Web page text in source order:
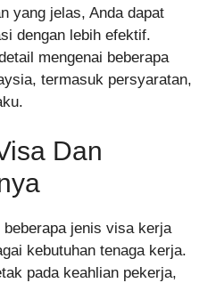
yang jelas, Anda dapat
dengan lebih efektif.
mengenai beberapa
termasuk persyaratan,
Dan
jenis visa kerja
kebutuhan tenaga kerja.
pada keahlian pekerja,